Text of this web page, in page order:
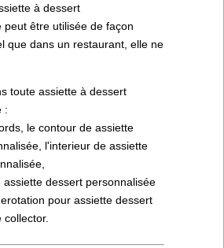
à dessert
peut être utilisée de façon
que dans un restaurant, elle ne
toute assiette à dessert
:
le contour de assiette
l'interieur de assiette
assiette dessert personnalisée
pour assiette dessert
collector.